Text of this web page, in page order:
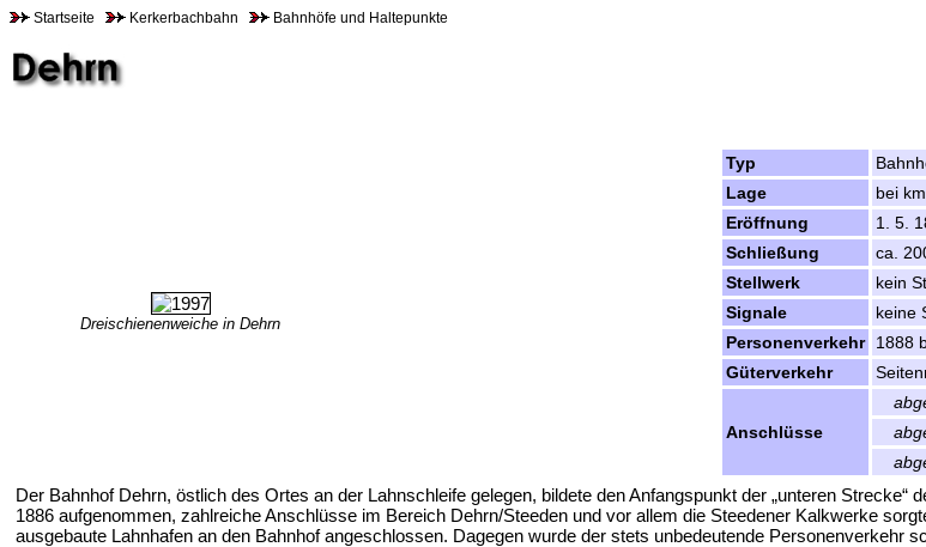
Startseite Kerkerbachbahn Bahnhöfe und Haltepunkte
Dreischienenweiche in Dehrn
Typ
Lage
bei
Eröffnung
1. 5.
Schließung
ca.
Stellwerk
kein
Signale
keine
Personenverkehr
1888
Güterverkehr
Anschlüsse
Der Bahnhof Dehrn, östlich des Ortes an der Lahnschleife gelegen, bildete den Anfangspunkt der „unteren
1886 aufgenommen, zahlreiche Anschlüsse im Bereich Dehrn/Steeden und vor allem die Steedener Kalkwerke
ausgebaute Lahnhafen an den Bahnhof angeschlossen. Dagegen wurde der stets unbedeutende Personenverkehr